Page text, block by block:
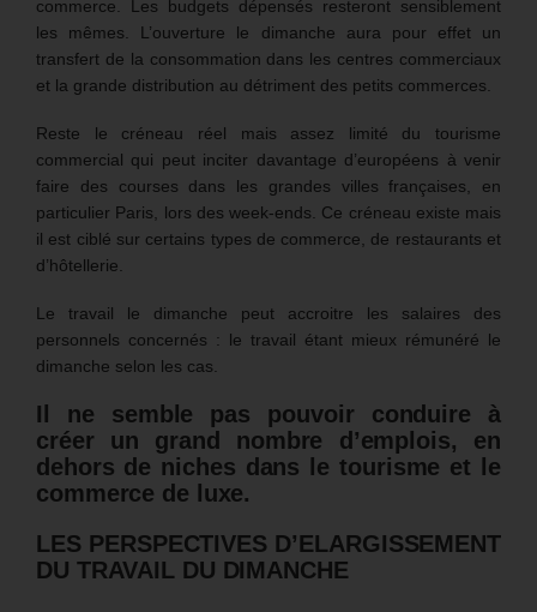
commerce. Les budgets dépensés resteront sensiblement
les mêmes. L’ouverture le dimanche aura pour effet un
transfert de la consommation dans les centres commerciaux
et la grande distribution au détriment des petits commerces.
Reste le créneau réel mais assez limité du tourisme
commercial qui peut inciter davantage d’européens à venir
faire des courses dans les grandes villes françaises, en
particulier Paris, lors des week-ends. Ce créneau existe mais
il est ciblé sur certains types de commerce, de restaurants et
d’hôtellerie.
Le travail le dimanche peut accroitre les salaires des
personnels concernés : le travail étant mieux rémunéré le
dimanche selon les cas.
Il ne semble pas pouvoir conduire à
créer un grand nombre d’emplois, en
dehors de niches dans le tourisme et le
commerce de luxe.
LES PERSPECTIVES D’ELARGISSEMENT
DU TRAVAIL DU DIMANCHE